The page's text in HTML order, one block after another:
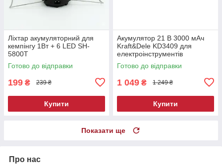
Ліхтар акумуляторний для
кемпінгу 1Вт + 6 LED SH-
5800T
Готово до відправки
199 ₴ 239 ₴
Купити
Акумулятор 21 В 3000 мАч
Kraft&Dele KD3409 для
електроінструментів
Готово до відправки
1 049 ₴ 1 249 ₴
Купити
Показати ще
Про нас